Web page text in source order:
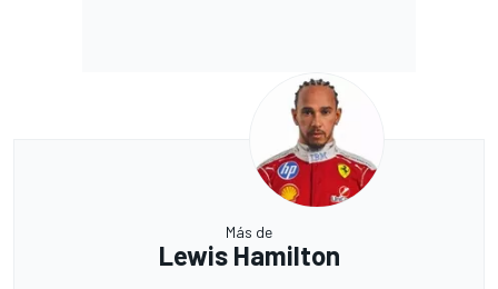
Más de
Lewis Hamilton